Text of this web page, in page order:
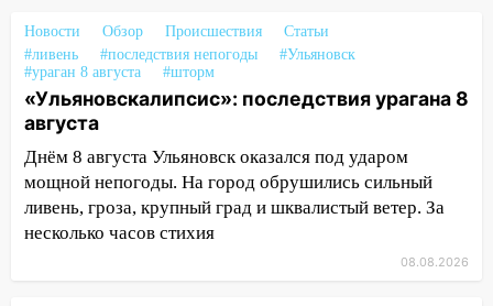
СТО на проспекте Созидателей
13:35 Непогода продолжает бить по
транспорту: в Ульяновске трамвай
сошёл с рельсов
13:22 Упавшие деревья перекрыли
дороги в Ульяновске: фото
13:17 Непогода в Ульяновске не
Новости Обзор Происшествия
Статьи
#ливень
#последствия непогоды
#Ульяновск
#ураган 8 августа
#шторм
«Ульяновскалипсис»: последствия урагана 8
августа
Днём 8 августа Ульяновск оказался под ударом
мощной непогоды. На город обрушились сильный
ливень, гроза, крупный град и шквалистый ветер. За
несколько часов стихия
08.08.2026